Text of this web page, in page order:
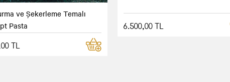
ve Şekerleme Temalı
Pasta
TL
6.500,00 TL